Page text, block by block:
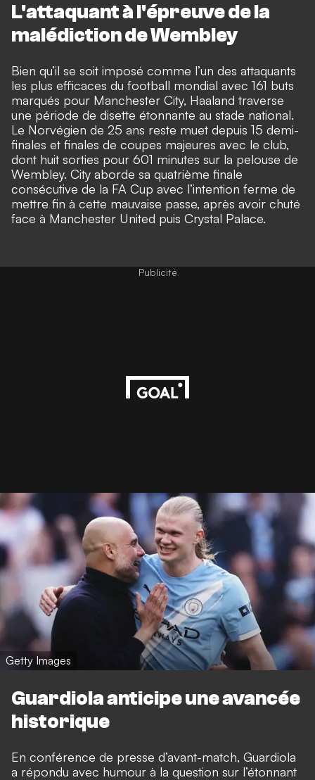
L'attaquant à l'épreuve de la
malédiction de Wembley
Bien qu’il se soit imposé comme l’un des attaquants
les plus efficaces du football mondial avec 161 buts
marqués pour Manchester City, Haaland traverse
une période de disette étonnante au stade national.
Le Norvégien de 25 ans reste muet depuis 15 demi-
finales et finales de coupes majeures avec le club,
dont huit sorties pour 601 minutes sur la pelouse de
Wembley. City aborde sa quatrième finale
consécutive de la FA Cup avec l’intention ferme de
mettre fin à cette mauvaise passe, après avoir chuté
face à Manchester United puis Crystal Palace.
Publicité
Getty Images
Guardiola anticipe une avancée
historique
En conférence de presse d’avant-match, Guardiola
a répondu avec humour à la question sur l’étonnant